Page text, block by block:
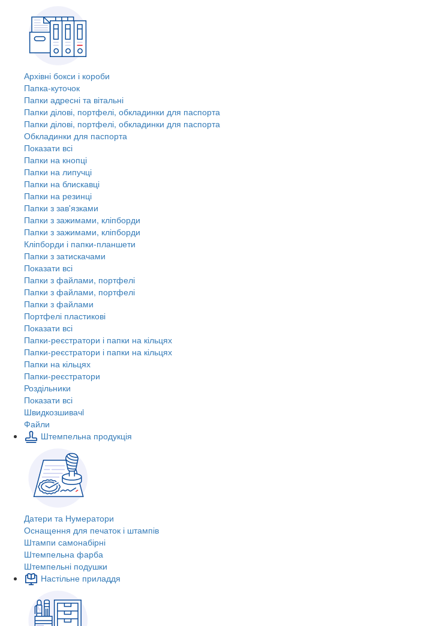
Архівні бокси і короби
Папка-куточок
Папки адресні та вітальні
Папки ділові, портфелі, обкладинки для паспорта
Папки ділові, портфелі, обкладинки для паспорта
Обкладинки для паспорта
Показати всі
Папки на кнопці
Папки на липучці
Папки на блискавці
Папки на резинці
Папки з зав'язками
Папки з зажимами, кліпборди
Папки з зажимами, кліпборди
Кліпборди і папки-планшети
Папки з затискачами
Показати всі
Папки з файлами, портфелі
Папки з файлами, портфелі
Папки з файлами
Портфелі пластикові
Показати всі
Папки-реєстратори і папки на кільцях
Папки-реєстратори і папки на кільцях
Папки на кільцях
Папки-реєстратори
Роздільники
Показати всі
Швидкозшивачi
Файли
Штемпельна продукція
Датери та Нумератори
Оснащення для печаток і штампів
Штампи самонабірні
Штемпельна фарба
Штемпельні подушки
Настільне приладдя